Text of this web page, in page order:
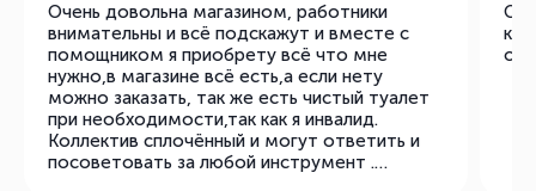
Очень довольна магазином, работники
внимательны и всё подскажут и вместе с
помощником я приобрету всё что мне
нужно,в магазине всё есть,а если нету
можно заказать, так же есть чистый туалет
при необходимости,так как я инвалид.
Коллектив сплочённый и могут ответить и
посоветовать за любой инструмент .